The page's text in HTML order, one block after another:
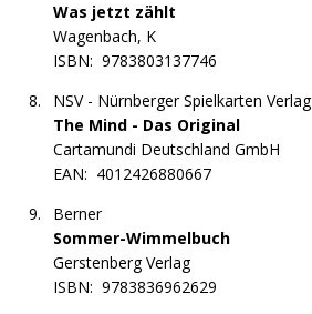
Was jetzt zählt
Wagenbach, K
ISBN: 9783803137746
NSV - Nürnberger Spielkarten Verlag
The Mind - Das Original
Cartamundi Deutschland GmbH
EAN: 4012426880667
Berner
Sommer-Wimmelbuch
Gerstenberg Verlag
ISBN: 9783836962629